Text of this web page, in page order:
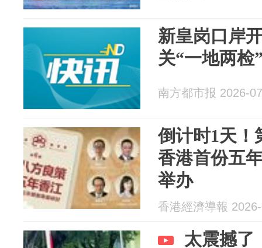
新皇岗口岸
关“一地两检
南方都市报 2026-
倒计时1天！
香港首份五
举办
香港經濟導報
太震撼了